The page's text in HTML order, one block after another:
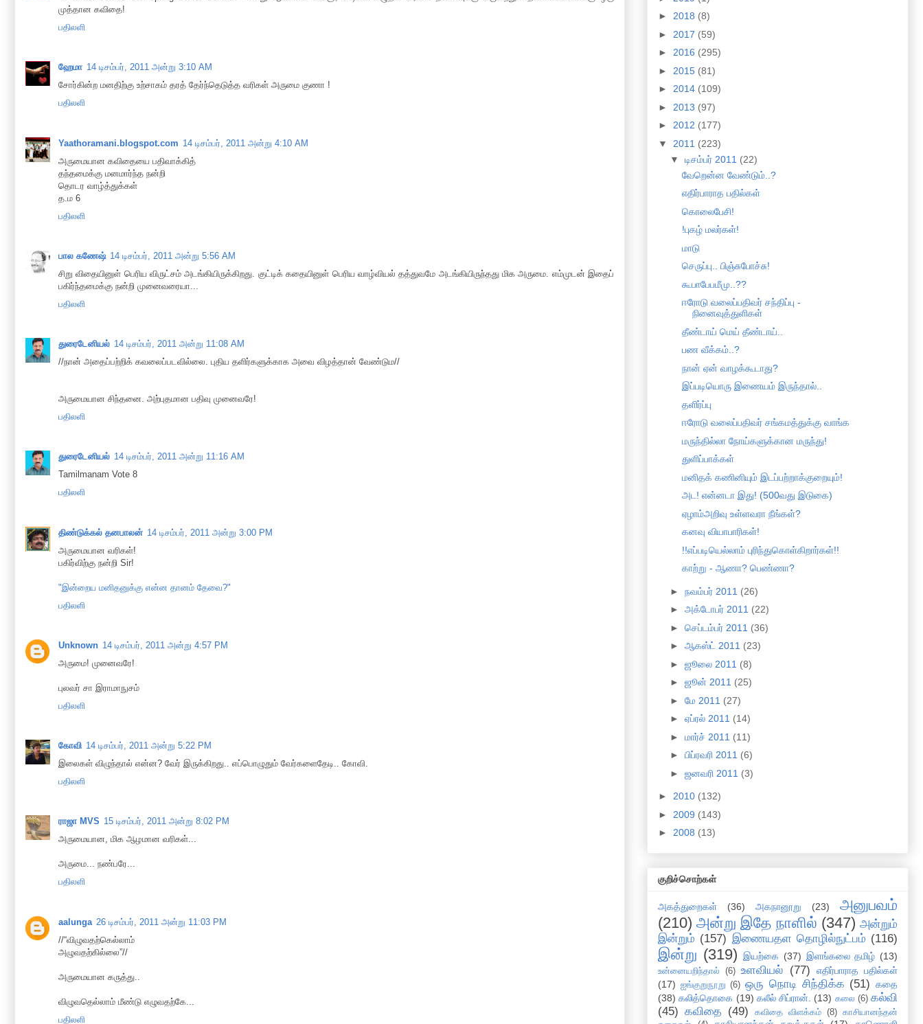
முத்தான கவிதை!
பதிலளி
ஹேமா 14 டிசம்பர், 2011 அன்று 3:10 AM
சோர்கின்ற மனதிற்கு உற்சாகம் தரத் தேர்ந்தெடுத்த வரிகள் அருமை குணா !
பதிலளி
Yaathoramani.blogspot.com 14 டிசம்பர், 2011 அன்று 4:10 AM
அருமையான கவிதையை பதிவாக்கித்
தந்தமைக்கு மனமார்ந்த நன்றி
தொடர வாழ்த்துக்கள்
த.ம 6
பதிலளி
பால கணேஷ் 14 டிசம்பர், 2011 அன்று 5:56 AM
சிறு விதையினுள் பெரிய விருட்சம் அடங்கியிருக்கிறது. குட்டிக் கதையினுள் பெரிய வாழ்வியல் தத்துவமே அடங்கியிருந்தது மிக அருமை. எம்முடன் இதைப்
பகிர்ந்தமைக்கு நன்றி முனைவரையா...
பதிலளி
துரைடேனியல் 14 டிசம்பர், 2011 அன்று 11:08 AM
//நான் அதைப்பற்றிக் கவலைப்படவில்லை. புதிய தளிர்களுக்காக அவை விழத்தான் வேண்டும//
அருமையான சிந்தனை. அற்புதமான பதிவு முனைவரே!
பதிலளி
துரைடேனியல் 14 டிசம்பர், 2011 அன்று 11:16 AM
Tamilmanam Vote 8
பதிலளி
திண்டுக்கல் தனபாலன் 14 டிசம்பர், 2011 அன்று 3:00 PM
அருமையான வரிகள்!
பகிர்விற்கு நன்றி Sir!
"இன்றைய மனிதனுக்கு என்ன தானம் தேவை?"
பதிலளி
Unknown 14 டிசம்பர், 2011 அன்று 4:57 PM
அருமை! முனைவரே!
புலவர் சா இராமாநுசம்
பதிலளி
கோவி 14 டிசம்பர், 2011 அன்று 5:22 PM
இலைகள் விழுந்தால் என்ன? வேர் இருக்கிறது.. எப்பொழுதும் வேர்களைதேடி.. கோவி.
பதிலளி
ராஜா MVS 15 டிசம்பர், 2011 அன்று 8:02 PM
அருமையான, மிக ஆழமான வரிகள்...
அருமை... நண்பரே...
பதிலளி
aalunga 26 டிசம்பர், 2011 அன்று 11:03 PM
//“விழுவதற்கெல்லாம்
அழுவதற்கில்லை”//
அருமையான கருத்து..
விழுவதெல்லாம் மீண்டு எழுவதற்கே...
பதிலளி
► 2018 (8)
► 2017 (59)
► 2016 (295)
► 2015 (81)
► 2014 (109)
► 2013 (97)
► 2012 (177)
▼ 2011 (223)
▼ டிசம்பர் 2011 (22)
வேறென்ன வேண்டும்..?
எதிர்பாராத பதில்கள்
கொலைபேசி!
!புகழ் மலர்கள்!
மாடு
செருப்பு.. பிஞ்சுபோச்சு!
கூபாபேபமீமு..??
ஈரோடு வலைப்பதிவர் சந்திப்பு -
நினைவுத்துளிகள்
தீண்டாய் மெய் தீண்டாய்..
பண வீக்கம்..?
நான் ஏன் வாழக்கூடாது?
இப்படியொரு இணையம் இருந்தால்..
தளிர்ப்பு
ஈரோடு வலைப்பதிவர் சங்கமத்துக்கு வாங்க
மருந்தில்லா நோய்களுக்கான மருந்து!
துளிப்பாக்கள்
மனிதக் கணினியும் இடப்பற்றாக்குறையும்!
அட! என்னடா இது! (500வது இடுகை)
ஏழாம்அறிவு உள்ளவரா நீங்கள்?
கனவு வியாபாரிகள்!
!!எப்படியெல்லாம் புரிந்துகொள்கிறார்கள்!!
காற்று - ஆணா? பெண்ணா?
► நவம்பர் 2011 (26)
► அக்டோபர் 2011 (22)
► செப்டம்பர் 2011 (36)
► ஆகஸ்ட் 2011 (23)
► ஜூலை 2011 (8)
► ஜூன் 2011 (25)
► மே 2011 (27)
► ஏப்ரல் 2011 (14)
► மார்ச் 2011 (11)
► பிப்ரவரி 2011 (6)
► ஜனவரி 2011 (3)
► 2010 (132)
► 2009 (143)
► 2008 (13)
குறிச்சொற்கள்
அகத்துறைகள் (36) அகநானூறு (23)
அனுபவம்
(210) அன்று இதே நாளில் (347) அன்றும்
இன்றும் (157) இணையதள தொழில்நுட்பம் (116)
இன்று (319) இயற்கை (37) இளங்கலை தமிழ் (13)
உன்னையறிந்தால் (6) உளவியல் (77)
எதிர்பாராத பதில்கள்
(17) ஐங்குறுநூறு (6) ஒரு நொடி சிந்திக்க (51) கதை
(38) கலித்தொகை (19) கலீல் சிப்ரான். (13) கலை (6) கல்வி
(45) கவிதை (49) கவிதை விளக்கம் (8) காசியானந்தன்